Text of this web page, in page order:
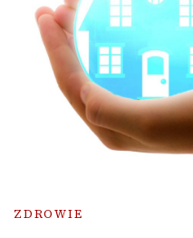
ZDROWIE